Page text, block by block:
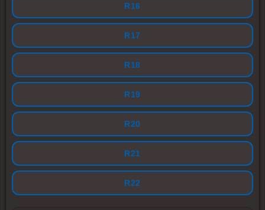
R16
R17
R18
R19
R20
R21
R22